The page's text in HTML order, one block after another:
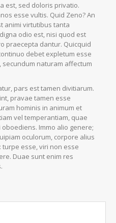
est, sed doloris privatio.
esse vultis. Quid Zeno? An
animi virtutibus tanta
odio est, nisi quod est
praecepta dantur. Quicquid
debet expletum esse
naturam affectum
pars est tamen divitiarum.
pravae tamen esse
hominis in animum et
vel temperantiam, quae
Immo alio genere;
oculorum, corpore alius
turpe esse, viri non esse
Duae sunt enim res